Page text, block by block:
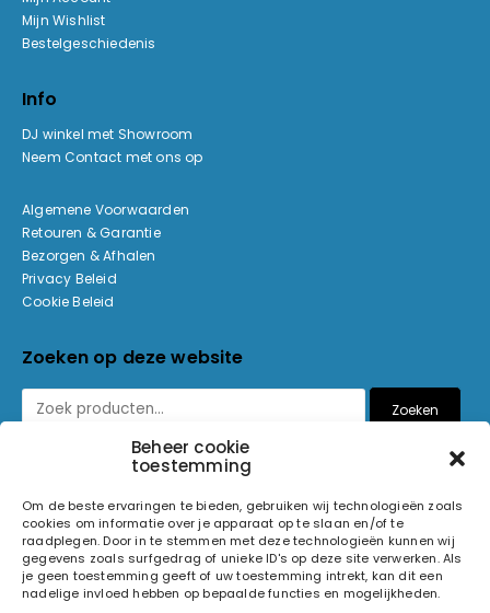
Beheer cookie
toestemming
Om de beste ervaringen te bieden, gebruiken wij technologieën zoals
cookies om informatie over je apparaat op te slaan en/of te
raadplegen. Door in te stemmen met deze technologieën kunnen wij
gegevens zoals surfgedrag of unieke ID's op deze site verwerken. Als
je geen toestemming geeft of uw toestemming intrekt, kan dit een
nadelige invloed hebben op bepaalde functies en mogelijkheden.
Mijn Wishlist
Bestelgeschiedenis
Info
DJ winkel met Showroom
Neem Contact met ons op
Algemene Voorwaarden
Retouren & Garantie
Bezorgen & Afhalen
Privacy Beleid
Cookie Beleid
Zoeken op deze website
Zoeken